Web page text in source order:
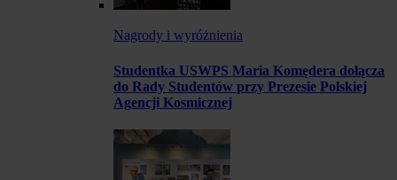
Nagrody i wyróżnienia
Studentka USWPS Maria Komędera dołącza
do Rady Studentów przy Prezesie Polskiej
Agencji Kosmicznej